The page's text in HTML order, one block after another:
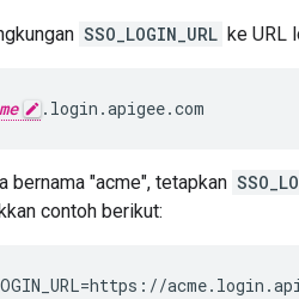
SSO_LOGIN_URL ke URL
.login.apigee.com
bernama "acme", tetapkan
contoh berikut: